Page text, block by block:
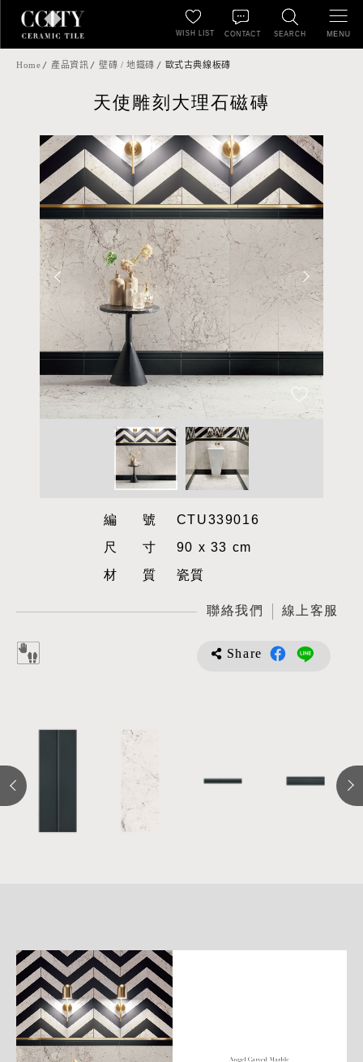
SEARCH
WISH LIST CONTACT MENU
Home 產品資訊 壁磚 / 地鐵磚 歐式古典線板磚
天使雕刻大理石磁磚
編號CTU339016
尺寸90 x 33 cm
材質瓷質
聯絡我們 線上客服
Share
細
介
紹